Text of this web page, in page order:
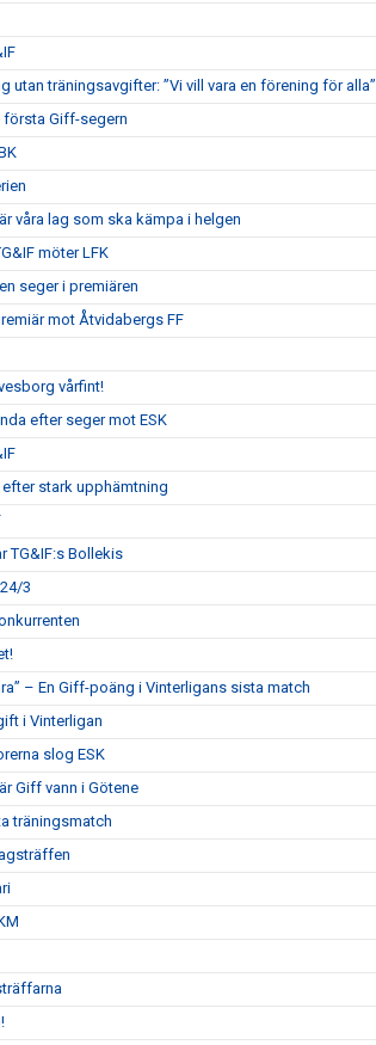
utan träningsavgifter: ”Vi vill vara en förening för alla”
första Giff-segern
våra lag som ska kämpa i helgen
möter LFK
seger i premiären
mot Åtvidabergs FF
vårfint!
efter seger mot ESK
stark upphämtning
TG&IF:s Bollekis
3
– En Giff-poäng i Vinterligans sista match
i Vinterligan
slog ESK
Giff vann i Götene
träningsmatch